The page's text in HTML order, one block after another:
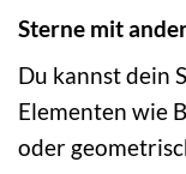
Sterne mit
Du kannst dein
Elementen wie
oder